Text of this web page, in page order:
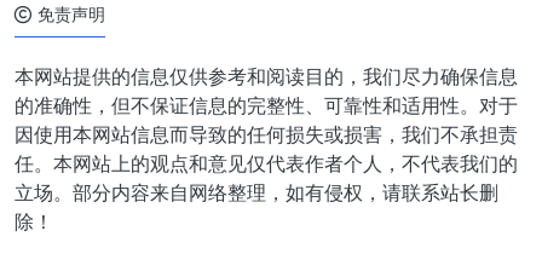
免责声明
本网站提供的信息仅供参考和阅读目的，我们尽力确保信息
的准确性，但不保证信息的完整性、可靠性和适用性。对于
因使用本网站信息而导致的任何损失或损害，我们不承担责
任。本网站上的观点和意见仅代表作者个人，不代表我们的
立场。部分内容来自网络整理，如有侵权，请联系站长删
除！